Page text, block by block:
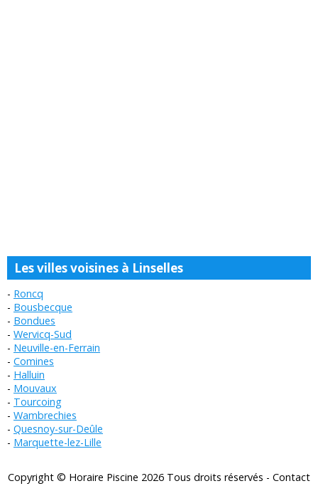
Les villes voisines à Linselles
Roncq
Bousbecque
Bondues
Wervicq-Sud
Neuville-en-Ferrain
Comines
Halluin
Mouvaux
Tourcoing
Wambrechies
Quesnoy-sur-Deûle
Marquette-lez-Lille
Copyright © Horaire Piscine 2026 Tous droits réservés - Contact